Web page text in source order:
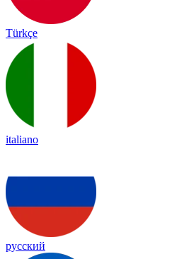
Türkçe
italiano
русский